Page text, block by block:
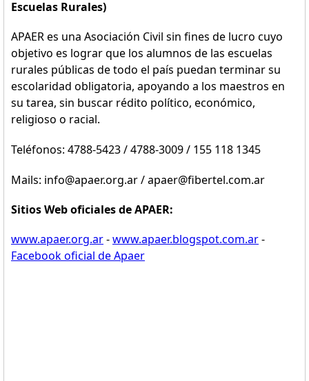
Escuelas Rurales)
APAER es una Asociación Civil sin fines de lucro cuyo
objetivo es lograr que los alumnos de las escuelas
rurales públicas de todo el país puedan terminar su
escolaridad obligatoria, apoyando a los maestros en
su tarea, sin buscar rédito político, económico,
religioso o racial.
Teléfonos: 4788-5423 / 4788-3009 / 155 118 1345
Mails: info@apaer.org.ar / apaer@fibertel.com.ar
Sitios Web oficiales de APAER:
www.apaer.org.ar-www.apaer.blogspot.com.ar-
Facebook oficial de Apaer